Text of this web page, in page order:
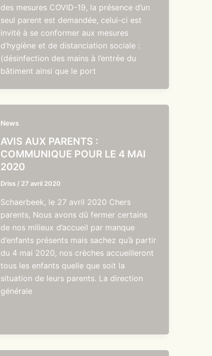
des mesures COVID-19, la présence d’un
seul parent est demandée, celui-ci est
invité à se conformer aux mesures
d’hygiène et de distanciation sociale :
(désinfection des mains à l’entrée du
bâtiment ainsi que le port
News
AVIS AUX PARENTS :
COMMUNIQUE POUR LE 4 MAI
2020
Driss / 27 avril 2020
Schaerbeek, le 27 avril 2020 Chers
parents, Nous avons dû fermer certains
de nos milieux d’accueil par manque
d’enfants présents mais sachez qu’à partir
du 4 mai 2020, nos crèches accueilleront
tous les enfants quelle que soit la
situation de leurs parents. La direction
générale